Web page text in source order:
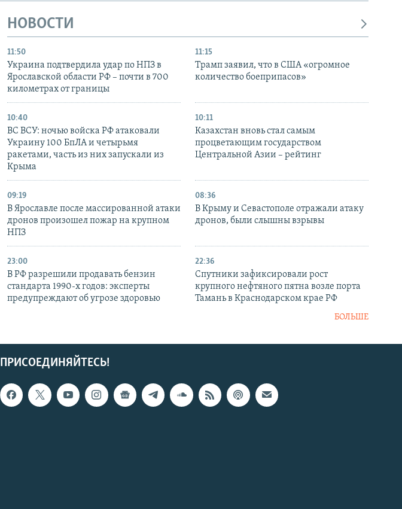
НОВОСТИ
11:50
Украина подтвердила удар по НПЗ в
Ярославской области РФ – почти в 700
километрах от границы
11:15
Трамп заявил, что в США «огромное
количество боеприпасов»
10:40
ВС ВСУ: ночью войска РФ атаковали
Украину 100 БпЛА и четырьмя
ракетами, часть из них запускали из
Крыма
10:11
Казахстан вновь стал самым
процветающим государством
Центральной Азии – рейтинг
09:19
В Ярославле после массированной атаки
дронов произошел пожар на крупном
НПЗ
08:36
В Крыму и Севастополе отражали атаку
дронов, были слышны взрывы
23:00
В РФ разрешили продавать бензин
стандарта 1990-х годов: эксперты
предупреждают об угрозе здоровью
22:36
Спутники зафиксировали рост
крупного нефтяного пятна возле порта
Тамань в Краснодарском крае РФ
БОЛЬШЕ
ПРИСОЕДИНЯЙТЕСЬ!